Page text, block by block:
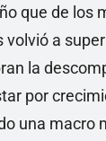
que de los
volvió a
la
por
una macro